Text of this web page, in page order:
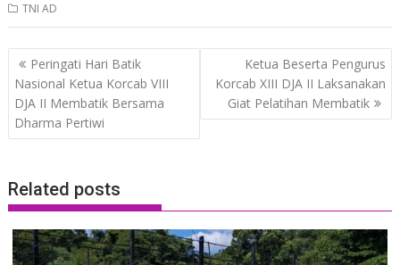
TNI AD
Post
navigation
Peringati Hari Batik
Nasional Ketua Korcab VIII
DJA II Membatik Bersama
Dharma Pertiwi
Ketua Beserta Pengurus
Korcab XIII DJA II Laksanakan
Giat Pelatihan Membatik
Related posts